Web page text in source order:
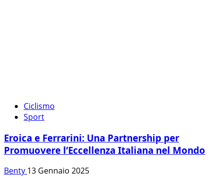
Ciclismo
Sport
Eroica e Ferrarini: Una Partnership per
Promuovere l’Eccellenza Italiana nel Mondo
Benty 13 Gennaio 2025